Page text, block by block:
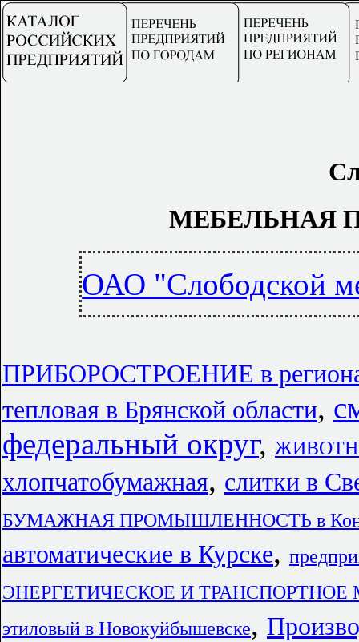
МЕБЕЛЬНАЯ
ОАО "Слободской
ПРИБОРОСТРОЕНИЕ в
тепловая в Брянской области,
федеральный округ,
хлопчатобумажная, слитки в
БУМАЖНАЯ ПРОМЫШЛЕННОСТЬ в
автоматические в Курске,
ЭНЕРГЕТИЧЕСКОЕ И ТРАНСПОРТНОЕ
этиловый в Новокуйбышевске,